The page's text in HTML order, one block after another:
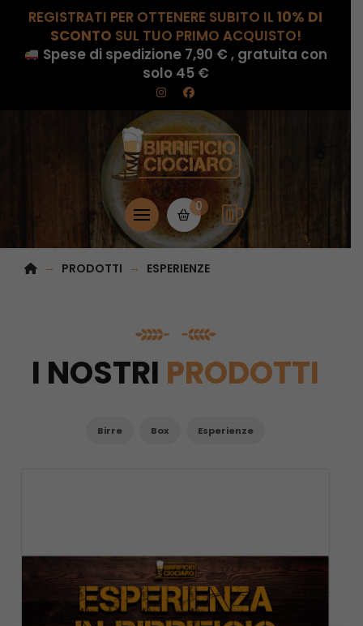
REGISTRATI PER OTTENERE SUBITO IL 10% DI
SCONTO SUL TUO PRIMO ACQUISTO!
Spese di spedizione 7,90 € , gratuita con
solo 45 €
0
HOME
→ PRODOTTI → ESPERIENZE
I NOSTRI PRODOTTI
Birre Box Esperienze